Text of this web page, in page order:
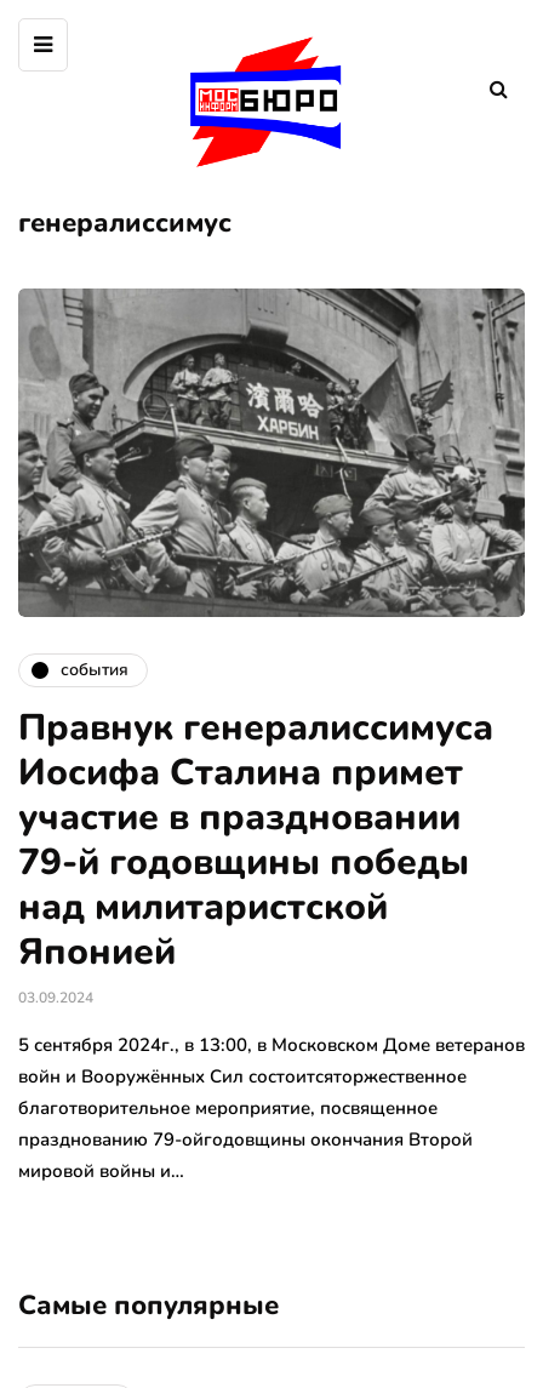
генералиссимус
события
Правнук генералиссимуса
Иосифа Сталина примет
участие в праздновании
79-й годовщины победы
над милитаристской
Японией
03.09.2024
5 сентября 2024г., в 13:00, в Московском Доме ветеранов
войн и Вооружённых Сил состоитсяторжественное
благотворительное мероприятие, посвященное
празднованию 79-ойгодовщины окончания Второй
мировой войны и…
Самые популярные